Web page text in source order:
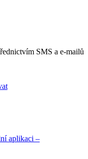
SMS a e-mailů
aplikaci –